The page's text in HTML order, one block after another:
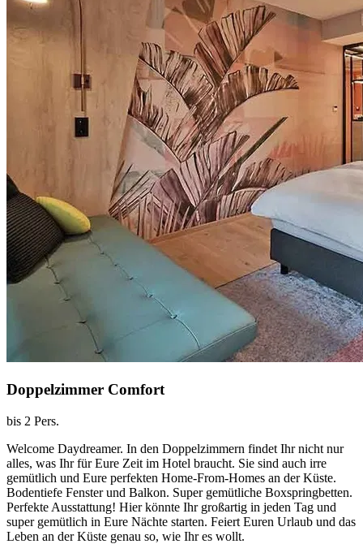
Doppelzimmer Comfort
bis 2 Pers.
Welcome Daydreamer. In den Doppelzimmern findet Ihr nicht nur
alles, was Ihr für Eure Zeit im Hotel braucht. Sie sind auch irre
gemütlich und Eure perfekten Home-From-Homes an der Küste.
Bodentiefe Fenster und Balkon. Super gemütliche Boxspringbetten.
Perfekte Ausstattung! Hier könnte Ihr großartig in jeden Tag und
super gemütlich in Eure Nächte starten. Feiert Euren Urlaub und das
Leben an der Küste genau so, wie Ihr es wollt.